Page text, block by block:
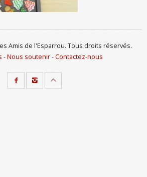
Amis de l'Esparrou. Tous droits réservés.
-Nous soutenir-Contactez-nous